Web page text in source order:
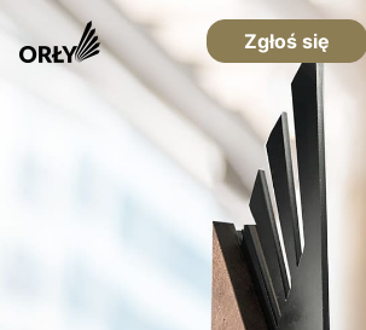
Zgłoś się